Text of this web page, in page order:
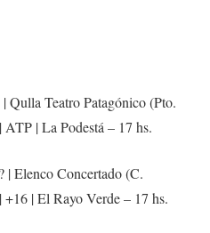
Teatro Patagónico (Pto.
| La Podestá – 17 hs.
Elenco Concertado (C.
| El Rayo Verde – 17 hs.